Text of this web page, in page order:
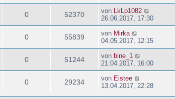
0 52370 von
LkLp1082
26.06.2017, 17:30
0 55839 von Mirka
04.05.2017, 12:15
0 51244 von bine_1
21.04.2017, 16:00
0 29234 von Eistee
13.04.2017, 22:28